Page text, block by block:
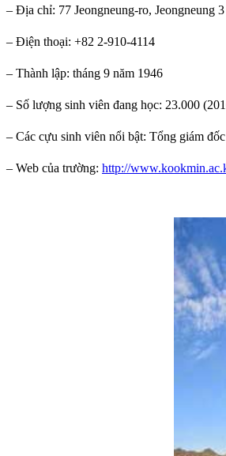
– Địa chỉ: 77 Jeongneung-ro, Jeongneung
– Điện thoại: +82 2-910-4114
– Thành lập: tháng 9 năm 1946
– Số lượng sinh viên đang học: 23.000
– Các cựu sinh viên nổi bật: Tổng giám
– Web của trường: http://